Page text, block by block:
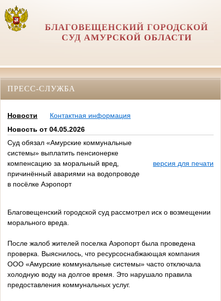
БЛАГОВЕЩЕНСКИЙ ГОРОДСКОЙ
СУД АМУРСКОЙ ОБЛАСТИ
ПРЕСС-СЛУЖБА
Новости
Контактная информация
Новость от 04.05.2026
Суд обязал «Амурские коммунальные
системы» выплатить пенсионерке
компенсацию за моральный вред,
причинённый авариями на водопроводе
в посёлке Аэропорт
версия для печати
Благовещенский городской суд рассмотрел иск о возмещении
морального вреда.
После жалоб жителей поселка Аэропорт была проведена
проверка. Выяснилось, что ресурсоснабжающая компания
ООО «Амурские коммунальные системы» часто отключала
холодную воду на долгое время. Это нарушало правила
предоставления коммунальных услуг.